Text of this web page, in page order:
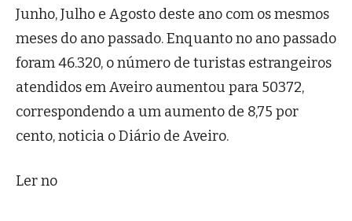
Junho, Julho e Agosto deste ano com os mesmos
meses do ano passado. Enquanto no ano passado
foram 46.320, o número de turistas estrangeiros
atendidos em Aveiro aumentou para 50372,
correspondendo a um aumento de 8,75 por
cento, noticia o Diário de Aveiro.
Ler no